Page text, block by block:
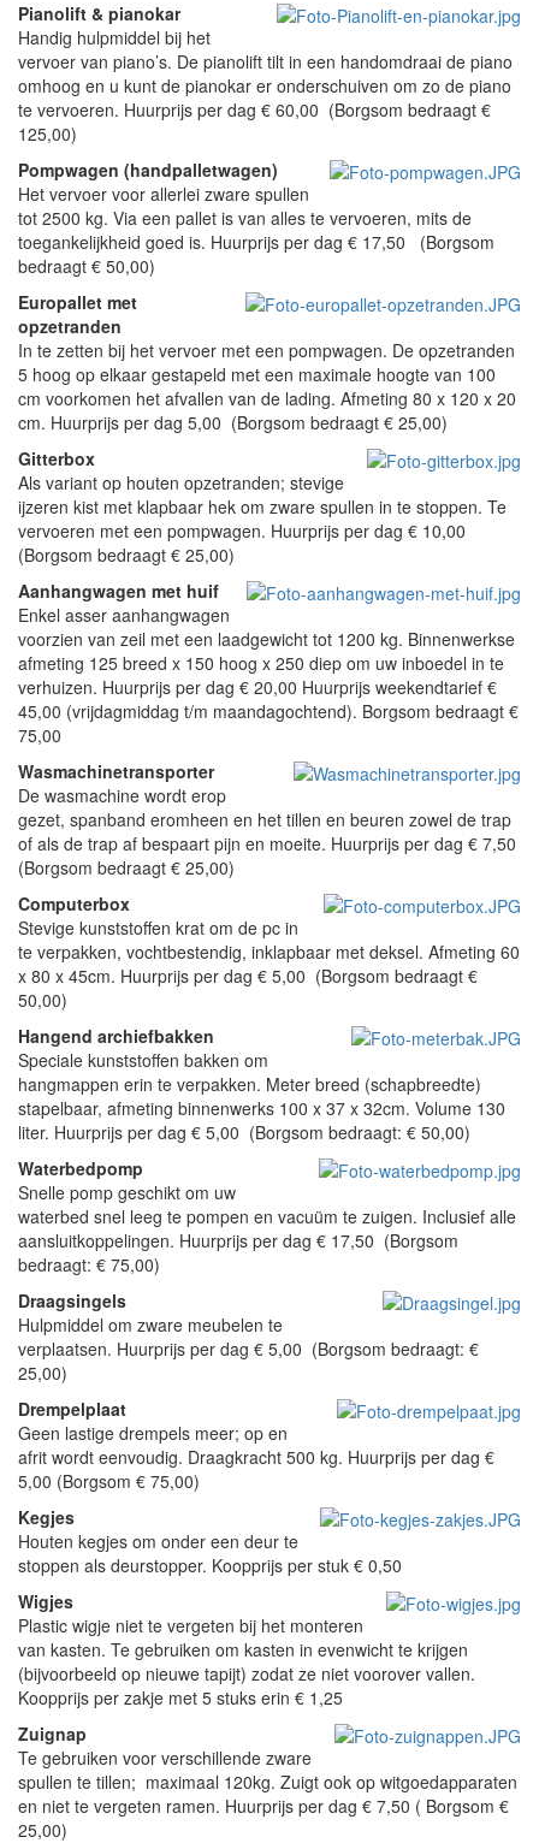
Pianolift & pianokar
Handig hulpmiddel bij het
vervoer van piano’s. De pianolift tilt in een handomdraai de piano
omhoog en u kunt de pianokar er onderschuiven om zo de piano
te vervoeren. Huurprijs per dag € 60,00 (Borgsom bedraagt €
125,00)
Pompwagen (handpalletwagen)
Het vervoer voor allerlei zware spullen
tot 2500 kg. Via een pallet is van alles te vervoeren, mits de
toegankelijkheid goed is. Huurprijs per dag € 17,50 (Borgsom
bedraagt € 50,00)
Europallet met
opzetranden
In te zetten bij het vervoer met een pompwagen. De opzetranden
5 hoog op elkaar gestapeld met een maximale hoogte van 100
cm voorkomen het afvallen van de lading. Afmeting 80 x 120 x 20
cm. Huurprijs per dag 5,00 (Borgsom bedraagt € 25,00)
Gitterbox
Als variant op houten opzetranden; stevige
ijzeren kist met klapbaar hek om zware spullen in te stoppen. Te
vervoeren met een pompwagen. Huurprijs per dag € 10,00
(Borgsom bedraagt € 25,00)
Aanhangwagen met huif
Enkel asser aanhangwagen
voorzien van zeil met een laadgewicht tot 1200 kg. Binnenwerkse
afmeting 125 breed x 150 hoog x 250 diep om uw inboedel in te
verhuizen. Huurprijs per dag € 20,00 Huurprijs weekendtarief €
45,00 (vrijdagmiddag t/m maandagochtend). Borgsom bedraagt €
75,00
Wasmachinetransporter
De wasmachine wordt erop
gezet, spanband eromheen en het tillen en beuren zowel de trap
of als de trap af bespaart pijn en moeite. Huurprijs per dag € 7,50
(Borgsom bedraagt € 25,00)
Computerbox
Stevige kunststoffen krat om de pc in
te verpakken, vochtbestendig, inklapbaar met deksel. Afmeting 60
x 80 x 45cm. Huurprijs per dag € 5,00 (Borgsom bedraagt €
50,00)
Hangend archiefbakken
Speciale kunststoffen bakken om
hangmappen erin te verpakken. Meter breed (schapbreedte)
stapelbaar, afmeting binnenwerks 100 x 37 x 32cm. Volume 130
liter. Huurprijs per dag € 5,00 (Borgsom bedraagt: € 50,00)
Waterbedpomp
Snelle pomp geschikt om uw
waterbed snel leeg te pompen en vacuüm te zuigen. Inclusief alle
aansluitkoppelingen. Huurprijs per dag € 17,50 (Borgsom
bedraagt: € 75,00)
Draagsingels
Hulpmiddel om zware meubelen te
verplaatsen. Huurprijs per dag € 5,00 (Borgsom bedraagt: €
25,00)
Drempelplaat
Geen lastige drempels meer; op en
afrit wordt eenvoudig. Draagkracht 500 kg. Huurprijs per dag €
5,00 (Borgsom € 75,00)
Kegjes
Houten kegjes om onder een deur te
stoppen als deurstopper. Koopprijs per stuk € 0,50
Wigjes
Plastic wigje niet te vergeten bij het monteren
van kasten. Te gebruiken om kasten in evenwicht te krijgen
(bijvoorbeeld op nieuwe tapijt) zodat ze niet voorover vallen.
Koopprijs per zakje met 5 stuks erin € 1,25
Zuignap
Te gebruiken voor verschillende zware
spullen te tillen; maximaal 120kg. Zuigt ook op witgoedapparaten
en niet te vergeten ramen. Huurprijs per dag € 7,50 ( Borgsom €
25,00)